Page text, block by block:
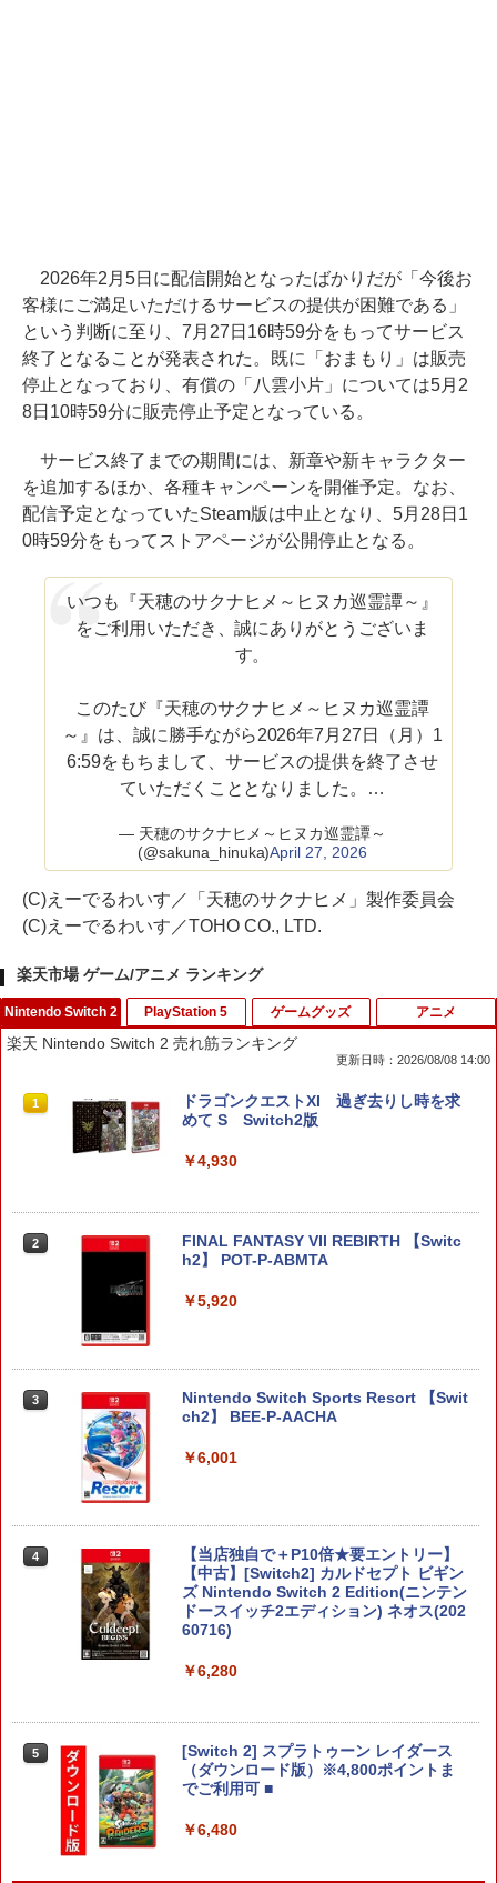
2026年2月5日に配信開始となったばかりだが「今後お
客様にご満足いただけるサービスの提供が困難である」
という判断に至り、7月27日16時59分をもってサービス
終了となることが発表された。既に「おまもり」は販売
停止となっており、有償の「八雲小片」については5月2
8日10時59分に販売停止予定となっている。
サービス終了までの期間には、新章や新キャラクター
を追加するほか、各種キャンペーンを開催予定。なお、
配信予定となっていたSteam版は中止となり、5月28日1
0時59分をもってストアページが公開停止となる。
いつも『天穂のサクナヒメ～ヒヌカ巡霊譚～』
をご利用いただき、誠にありがとうございま
す。
このたび『天穂のサクナヒメ～ヒヌカ巡霊譚
～』は、誠に勝手ながら2026年7月27日（月）1
6:59をもちまして、サービスの提供を終了させ
ていただくこととなりました。…
— 天穂のサクナヒメ～ヒヌカ巡霊譚～
(@sakuna_hinuka)April 27, 2026
(C)えーでるわいす／「天穂のサクナヒメ」製作委員会
(C)えーでるわいす／TOHO CO., LTD.
楽天市場 ゲーム/アニメ ランキング
Nintendo Switch 2
楽天 Nintendo Switch 2 売れ筋ランキング
更新日時：2026/08/08 14:00
1
ドラゴンクエストXI 過ぎ去りし時を求
めて S Switch2版
￥4,930
2
FINAL FANTASY VII REBIRTH 【Switc
h2】 POT-P-ABMTA
￥5,920
3
Nintendo Switch Sports Resort 【Swit
ch2】 BEE-P-AACHA
￥6,001
4
【当店独自で＋P10倍★要エントリー】
【中古】[Switch2] カルドセプト ビギン
ズ Nintendo Switch 2 Edition(ニンテン
ドースイッチ2エディション) ネオス(202
60716)
￥6,280
5
[Switch 2] スプラトゥーン レイダース
（ダウンロード版）※4,800ポイントま
でご利用可 ■
￥6,480
PlayStation 5 ゲームグッズ アニメ